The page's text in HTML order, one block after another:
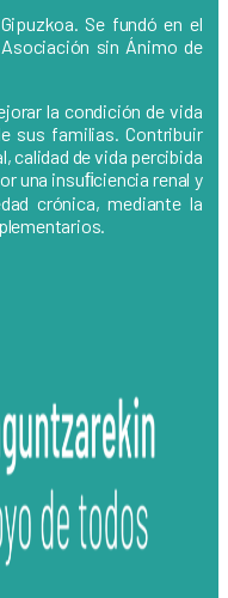
Se fundó en el
sin Ánimo de
la condición de vida
sus familias. Contribuir
calidad de vida percibida
una insuﬁciencia renal y
crónica, mediante la